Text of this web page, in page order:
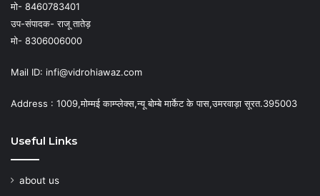
मो- 8460783401
उप-संपादक- राजू तातेड़
मो- 8306006000
Mail ID: infi@vidrohiawaz.com
Address : 1009,मोम्मई काम्प्लेक्स,न्यू बोम्बे मार्केट के पास,उमरवाड़ा सूरत.395003
Useful Links
about us